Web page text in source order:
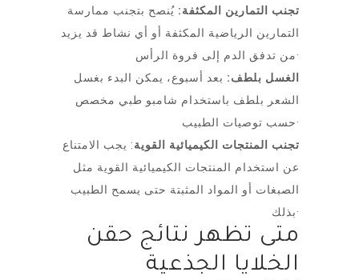
تجنب التمارين المكثفة: يُنصح بتجنب ممارسة
التمارين الرياضية المكثفة أو أي نشاط قد يزيد
من تدفق الدم إلى فروة الرأس·
الغسل بلطف: بعد أسبوع، يمكن البدء بغسل
الشعر بلطف باستخدام شامبو طبي مخصص
حسب توصيات الطبيب·
تجنب المنتجات الكيميائية القوية: يجب الامتناع
عن استخدام المنتجات الكيميائية القوية مثل
الصبغات أو المواد المثبتة حتى يسمح الطبيب
بذلك·
متى تظهر نتائج حقن
الخلايا الجذعية